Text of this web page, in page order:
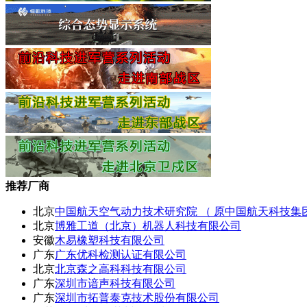
推荐厂商
北京中国航天空气动力技术研究院 （ 原中国航天科技集
北京博雅工道（北京）机器人科技有限公司
安徽木易橡塑科技有限公司
广东广东优科检测认证有限公司
北京北京森之高科科技有限公司
广东深圳市谙声科技有限公司
广东深圳市拓普泰克技术股份有限公司